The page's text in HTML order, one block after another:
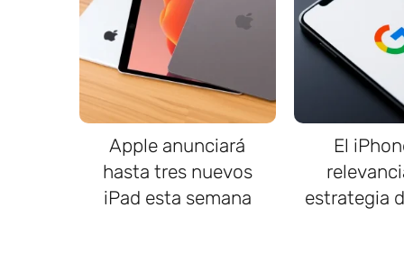
Apple anunciará
hasta tres nuevos
iPad esta semana
El
estrategia